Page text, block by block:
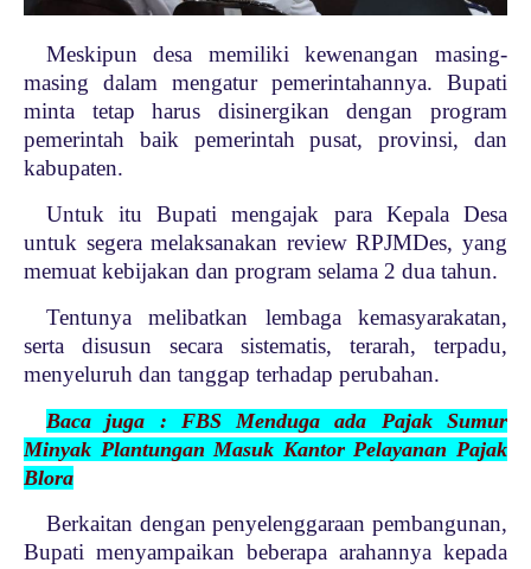
Meskipun desa memiliki kewenangan masing-
masing dalam mengatur pemerintahannya. Bupati
minta tetap harus disinergikan dengan program
pemerintah baik pemerintah pusat, provinsi, dan
kabupaten.
Untuk itu Bupati mengajak para Kepala Desa
untuk segera melaksanakan review RPJMDes, yang
memuat kebijakan dan program selama 2 dua tahun.
Tentunya melibatkan lembaga kemasyarakatan,
serta disusun secara sistematis, terarah, terpadu,
menyeluruh dan tanggap terhadap perubahan.
Baca juga : FBS Menduga ada Pajak Sumur
Minyak Plantungan Masuk Kantor Pelayanan Pajak
Blora
Berkaitan dengan penyelenggaraan pembangunan,
Bupati menyampaikan beberapa arahannya kepada